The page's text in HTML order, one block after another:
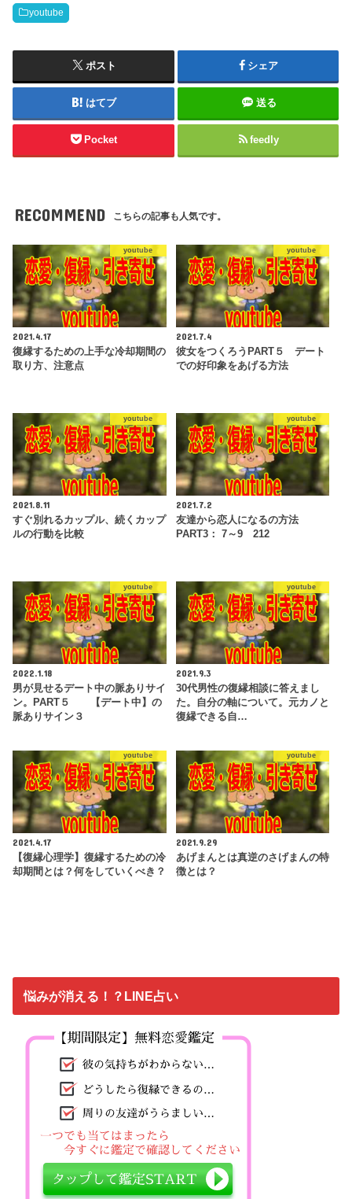
youtube
ポスト シェア
はてブ 送る
Pocket feedly
RECOMMEND こちらの記事も人気です。
youtube
2021.4.17
復縁するための上手な冷却期間の
取り方、注意点
youtube
2021.7.4
彼女をつくろうPART５ デート
での好印象をあげる方法
youtube
2021.8.11
すぐ別れるカップル、続くカップ
ルの行動を比較
youtube
2021.7.2
友達から恋人になるの方法
PART3： 7～9 212
youtube
2022.1.18
男が見せるデート中の脈ありサイ
ン。PART５ 【デート中】の
脈ありサイン３
youtube
2021.9.3
30代男性の復縁相談に答えまし
た。自分の軸について。元カノと
復縁できる自…
youtube
2021.4.17
【復縁心理学】復縁するための冷
却期間とは？何をしていくべき？
youtube
2021.9.29
あげまんとは真逆のさげまんの特
徴とは？
悩みが消える！？LINE占い